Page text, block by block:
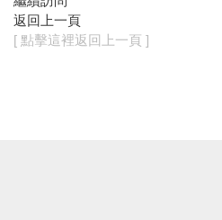
返回上一頁
[ 點擊這裡返回上一頁 ]